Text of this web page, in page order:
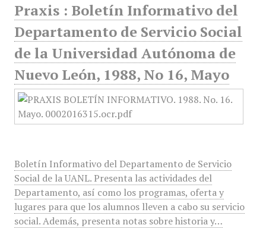
Praxis : Boletín Informativo del
Departamento de Servicio Social
de la Universidad Autónoma de
Nuevo León, 1988, No 16, Mayo
Boletín Informativo del Departamento de Servicio
Social de la UANL. Presenta las actividades del
Departamento, así como los programas, oferta y
lugares para que los alumnos lleven a cabo su servicio
social. Además, presenta notas sobre historia y…